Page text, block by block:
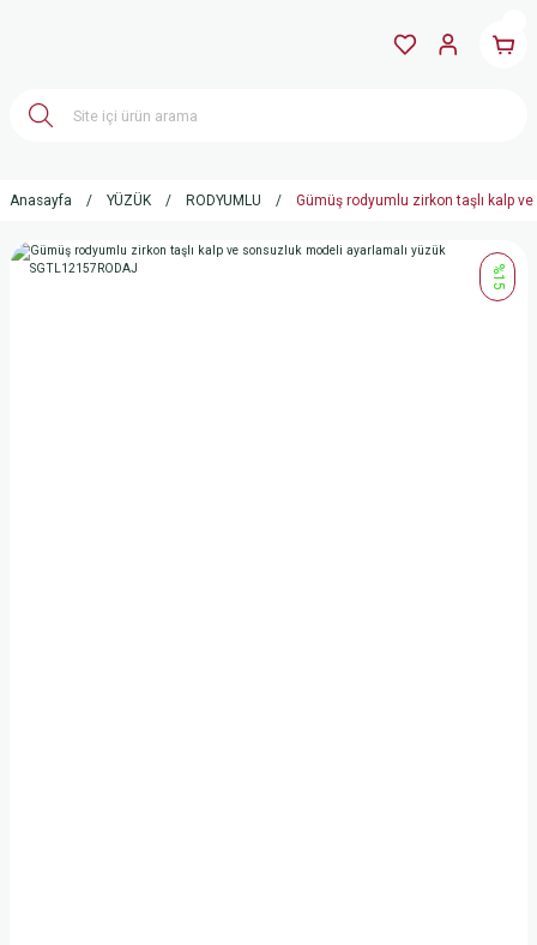
Anasayfa YÜZÜK RODYUMLU Gümüş rodyumlu zirkon taşlı kalp
%15